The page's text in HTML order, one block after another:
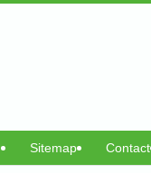
Sitemap Contact